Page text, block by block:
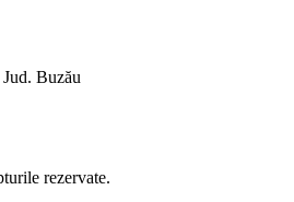
Buzău
rezervate.